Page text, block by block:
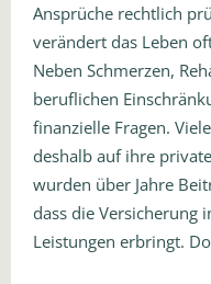
Ansprüche rechtlich
verändert das Leben
Neben Schmerzen,
beruflichen
finanzielle Fragen.
deshalb auf ihre
wurden über Jahre
dass die Versicherung
Leistungen erbringt.